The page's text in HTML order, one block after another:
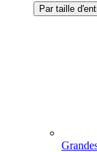
Par taille